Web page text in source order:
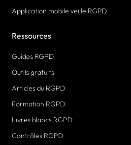
Application mobile veille RGPD
Ressources
Guides RGPD
Outils gratuits
Articles du RGPD
Formation RGPD
Livres blancs RGPD
Contrôles RGPD